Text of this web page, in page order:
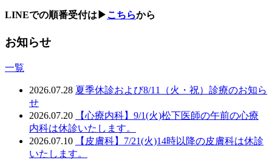
LINEでの順番受付は▶こちらから
お知らせ
一覧
2026.07.28 夏季休診および8/11（火・祝）診療のお知ら
せ
2026.07.20
【心療内科】9/1(火)松下医師の午前の心療
内科は休診いたします。
2026.07.10
【皮膚科】7/21(火)14時以降の皮膚科は休診
いたします。